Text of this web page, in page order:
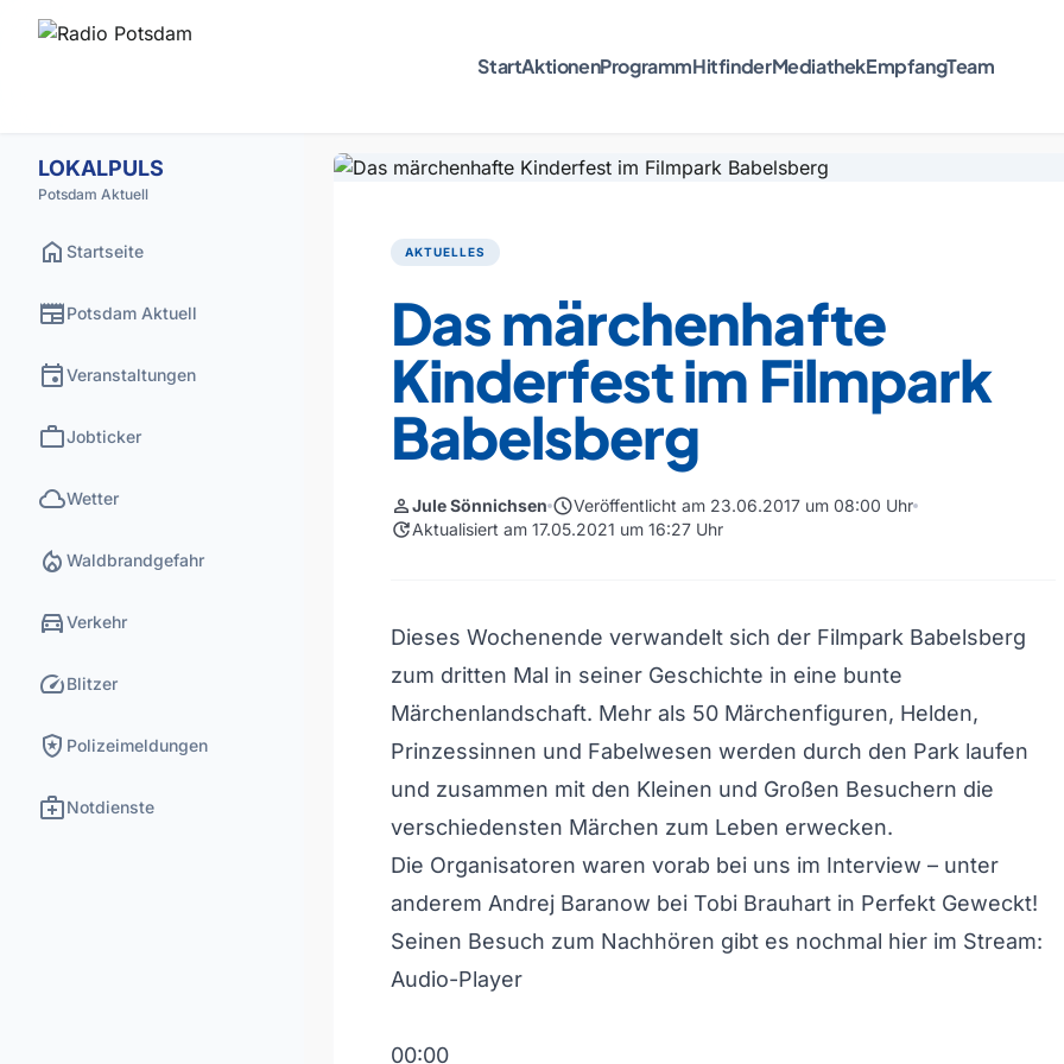
StartAktionenProgrammHitfinderMediathekEmpfangTeam
LOKALPULS
Potsdam Aktuell
home Startseite
newspaperPotsdam Aktuell
eventVeranstaltungen
workJobticker
cloudWetter
local_fire_department Waldbrandgefahr
directions_carVerkehr
speedBlitzer
local_police Polizeimeldungen
medical_servicesNotdienste
AKTUELLES
Das märchenhafte
Kinderfest im Filmpark
Babelsberg
personJule Sönnichsen scheduleVeröffentlicht am 23.06.2017 um 08:00 Uhr
updateAktualisiert am 17.05.2021 um 16:27 Uhr
Dieses Wochenende verwandelt sich der Filmpark Babelsberg
zum dritten Mal in seiner Geschichte in eine bunte
Märchenlandschaft. Mehr als 50 Märchenfiguren, Helden,
Prinzessinnen und Fabelwesen werden durch den Park laufen
und zusammen mit den Kleinen und Großen Besuchern die
verschiedensten Märchen zum Leben erwecken.
Die Organisatoren waren vorab bei uns im Interview – unter
anderem Andrej Baranow bei Tobi Brauhart in Perfekt Geweckt!
Seinen Besuch zum Nachhören gibt es nochmal hier im Stream:
Audio-Player
00:00